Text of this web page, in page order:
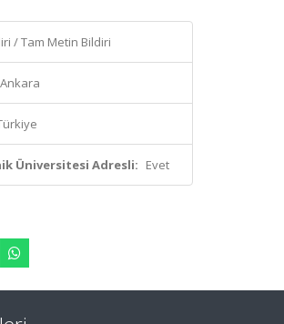
/ Tam Metin Bildiri
Ankara
Üniversitesi Adresli: Evet